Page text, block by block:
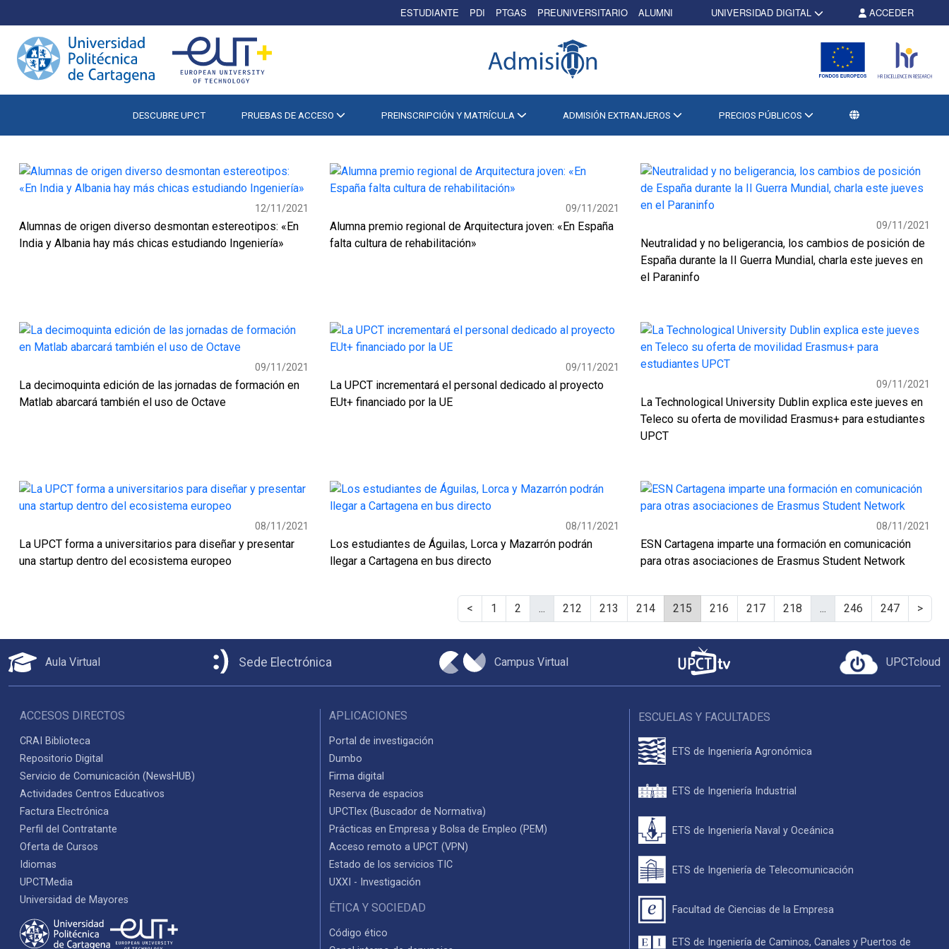
ESTUDIANTE PDI PTGAS PREUNIVERSITARIO ALUMNI UNIVERSIDAD DIGITAL ACCEDER
DESCUBRE UPCT PRUEBAS DE ACCESO PREINSCRIPCIÓN Y MATRÍCULA ADMISIÓN EXTRANJEROS PRECIOS PÚBLICOS
12/11/2021
Alumnas de origen diverso desmontan estereotipos: «En
India y Albania hay más chicas estudiando Ingeniería»
09/11/2021
Alumna premio regional de Arquitectura joven: «En España
falta cultura de rehabilitación»
09/11/2021
Neutralidad y no beligerancia, los cambios de posición de
España durante la II Guerra Mundial, charla este jueves en
el Paraninfo
09/11/2021
La decimoquinta edición de las jornadas de formación en
Matlab abarcará también el uso de Octave
09/11/2021
La UPCT incrementará el personal dedicado al proyecto
EUt+ financiado por la UE
09/11/2021
La Technological University Dublin explica este jueves en
Teleco su oferta de movilidad Erasmus+ para estudiantes
UPCT
08/11/2021
La UPCT forma a universitarios para diseñar y presentar
una startup dentro del ecosistema europeo
08/11/2021
Los estudiantes de Águilas, Lorca y Mazarrón podrán
llegar a Cartagena en bus directo
08/11/2021
ESN Cartagena imparte una formación en comunicación
para otras asociaciones de Erasmus Student Network
< 1 2 ... 212 213 214 215 216 217 218 ... 246 247 >
Aula Virtual Sede Electrónica Campus Virtual UPCTcloud
ACCESOS DIRECTOS
CRAI Biblioteca
Repositorio Digital
Servicio de Comunicación (NewsHUB)
Actividades Centros Educativos
Factura Electrónica
Perfil del Contratante
Oferta de Cursos
Idiomas
UPCTMedia
Universidad de Mayores
APLICACIONES
Portal de investigación
Dumbo
Firma digital
Reserva de espacios
UPCTlex (Buscador de Normativa)
Prácticas en Empresa y Bolsa de Empleo (PEM)
Acceso remoto a UPCT (VPN)
Estado de los servicios TIC
UXXI - Investigación
ÉTICA Y SOCIEDAD
Código ético
ESCUELAS Y FACULTADES
ETS de Ingeniería Agronómica
ETS de Ingeniería Industrial
ETS de Ingeniería Naval y Oceánica
ETS de Ingeniería de Telecomunicación
Facultad de Ciencias de la Empresa
ETS de Ingeniería de Caminos, Canales y Puertos de